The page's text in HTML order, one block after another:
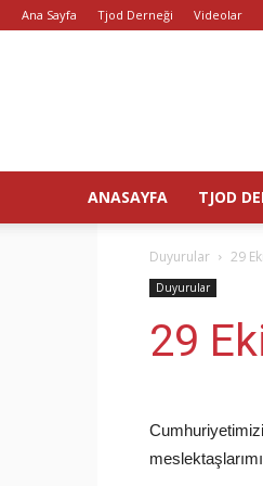
Ana Sayfa Tjod Derneği Videolar
ANASAYFA TJOD
Duyurular 29
Duyurular
29